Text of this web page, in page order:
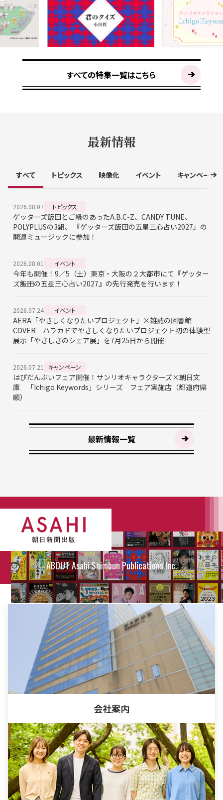
すべての特集一覧はこちら
最新情報
すべて トピックス 映像化 イベント キャンペーン
2026.08.07 トピックス
ゲッターズ飯田とご縁のあったA.B.C-Z、CANDY TUNE、
POLYPLUSの3組、 『ゲッターズ飯田の五星三心占い2027』の
開運ミュージックに参加！
2026.08.01 イベント
今年も開催！9／5（土）東京・大阪の２大都市にて『ゲッター
ズ飯田の五星三心占い2027』の先行発売を行います！
2026.07.24 イベント
AERA「やさしくなりたいプロジェクト」×雑誌の図書館
COVER ハラカドでやさしくなりたいプロジェクト初の体験型
展示「やさしさのシェア展」を7月25日から開催
2026.07.21 キャンペーン
はぴだんぶいフェア開催！サンリオキャラクターズ×朝日文
庫 「Ichigo Keywords」シリーズ フェア実施店（都道府県
順）
最新情報一覧
ABOUT Asahi Shimbun Publications Inc.
会社案内